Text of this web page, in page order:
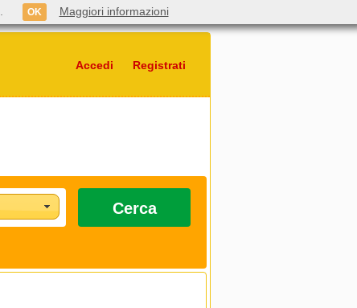
Accedi Registrati
Cerca
OK Maggiori informazioni